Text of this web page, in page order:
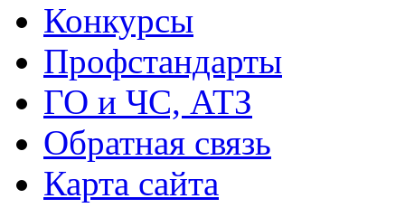
Конкурсы
Профстандарты
ГО и ЧС, АТЗ
Обратная связь
Карта сайта